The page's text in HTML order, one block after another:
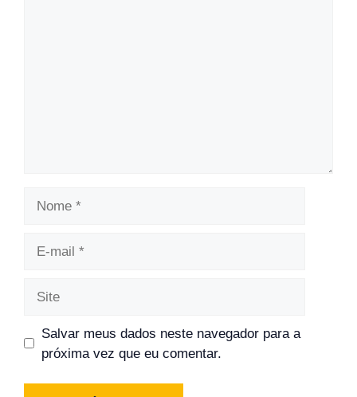
Salvar meus dados neste navegador para a
próxima vez que eu comentar.